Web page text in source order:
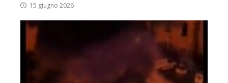
15 giugno 2026